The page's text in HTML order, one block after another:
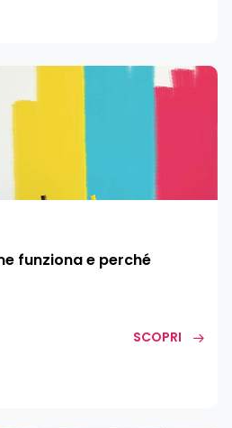
funziona e perché
SCOPRI